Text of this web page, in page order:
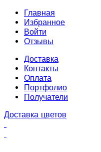
Главная
Избранное
Войти
Отзывы
Доставка
Контакты
Оплата
Портфолио
Получатели
Доставка цветов